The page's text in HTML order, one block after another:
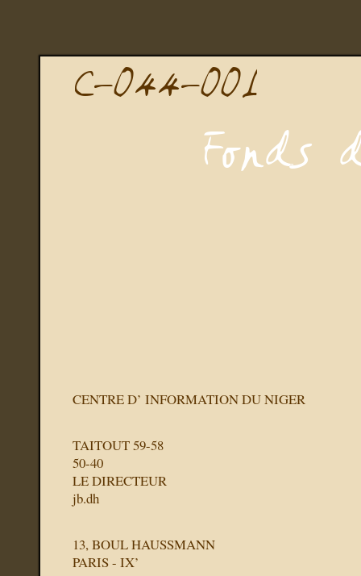
CENTRE D’ INFORMATION DU NIGER
TAITOUT 59-58
50-40
LE DIRECTEUR
jb.dh
13, BOUL HAUSSMANN
PARIS - IX’